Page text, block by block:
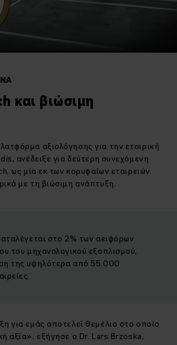
και βιώσιμη
αξιολόγησης για την εταιρική
ανέδειξε για δεύτερη συνεχόμενη
ως μία εκ των κορυφαίων εταιρειών
με τη βιώσιμη ανάπτυξη.
στο 2% των αειφόρων
του μηχανολογικού εξοπλισμού,
της υψηλότερα από 55.000
για εμάς αποτελεί θεμέλιο στο οποίο
αξία», εξήγησε ο Dr. Lars Brzoska,